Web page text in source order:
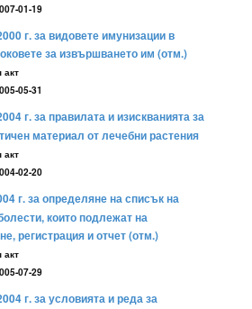
01-19
г. за видовете имунизации в
за извършването им (отм.)
акт
05-31
г. за правилата и изискванията за
материал от лечебни растения
акт
02-20
г. за определяне на списък на
които подлежат на
регистрация и отчет (отм.)
акт
07-29
г. за условията и реда за